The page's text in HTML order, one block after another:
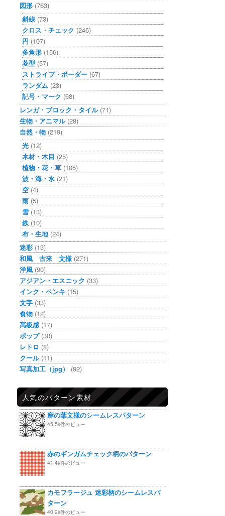
図形 (763)
斜線 (73)
クロス・チェック (246)
円 (107)
多角形 (156)
菱型 (57)
ストライプ・ボーダー (67)
ランダム (23)
記号・マーク (68)
レンガ・ブロック・タイル(71)
生物・アニマル(28)
自然・物 (219)
光 (12)
木材・木目 (25)
植物・花・草 (105)
波・海・水 (21)
空 (4)
雨 (5)
雪 (13)
鉄 (10)
布・生地(24)
迷彩 (13)
和風 古来 文様 (271)
洋風 (90)
アジアン・エスニック (33)
インク・ペンキ (15)
文字 (33)
食物 (12)
高級感 (17)
ポップ(30)
レトロ (8)
クール(11)
写真加工（jpg）
(92)
人気のパターン素材
麻の葉文様のシームレスパターン
45.5k件のビュー
赤のギンガムチェック柄のパターン
41.4k件のビュー
カモフラージュ 迷彩柄のシームレスパ
ターン
40.2k件のビュー